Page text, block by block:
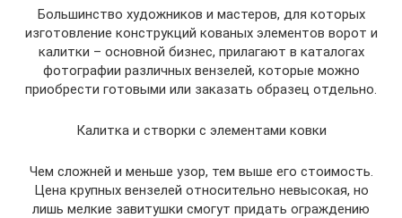
Большинство художников и мастеров, для которых
изготовление конструкций кованых элементов ворот и
калитки – основной бизнес, прилагают в каталогах
фотографии различных вензелей, которые можно
приобрести готовыми или заказать образец отдельно.
Калитка и створки с элементами ковки
Чем сложней и меньше узор, тем выше его стоимость.
Цена крупных вензелей относительно невысокая, но
лишь мелкие завитушки смогут придать ограждению